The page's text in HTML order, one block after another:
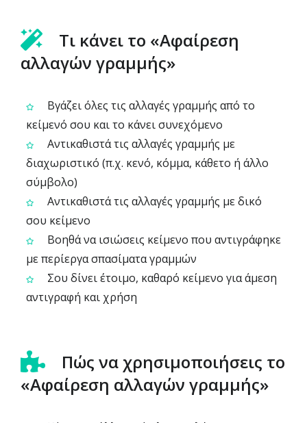
Τι κάνει το «Αφαίρεση
αλλαγών γραμμής»
Βγάζει όλες τις αλλαγές γραμμής από το
κείμενό σου και το κάνει συνεχόμενο
Αντικαθιστά τις αλλαγές γραμμής με
διαχωριστικό (π.χ. κενό, κόμμα, κάθετο ή άλλο
σύμβολο)
Αντικαθιστά τις αλλαγές γραμμής με δικό
σου κείμενο
Βοηθά να ισιώσεις κείμενο που αντιγράφηκε
με περίεργα σπασίματα γραμμών
Σου δίνει έτοιμο, καθαρό κείμενο για άμεση
αντιγραφή και χρήση
Πώς να χρησιμοποιήσεις το
«Αφαίρεση αλλαγών γραμμής»